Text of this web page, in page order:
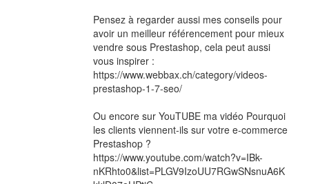
Pensez à regarder aussi mes conseils pour
avoir un meilleur référencement pour mieux
vendre sous Prestashop, cela peut aussi
vous inspirer :
https://www.webbax.ch/category/videos-
prestashop-1-7-seo/
Ou encore sur YouTUBE ma vidéo Pourquoi
les clients viennent-ils sur votre e-commerce
Prestashop ?
https://www.youtube.com/watch?v=IBk-
nKRhto0&list=PLGV9IzoUU7RGwSNsnuA6K